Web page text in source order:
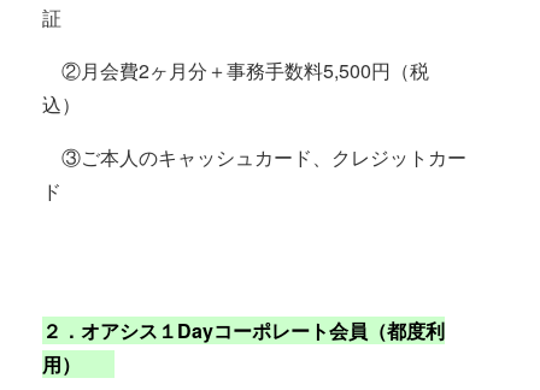
証
②月会費2ヶ月分＋事務手数料5,500円（税
込）
③ご本人のキャッシュカード、クレジットカー
ド
２． オアシス １Dayコーポレート会員（都度利
用）